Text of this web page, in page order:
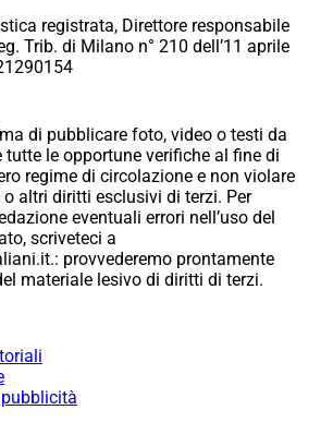
registrata, Direttore responsabile
Trib. di Milano n° 210 dell’11 aprile
di pubblicare foto, video o testi da
tutte le opportune verifiche al fine di
regime di circolazione e non violare
altri diritti esclusivi di terzi. Per
eventuali errori nell’uso del
scriveteci a
provvederemo prontamente
materiale lesivo di diritti di terzi.